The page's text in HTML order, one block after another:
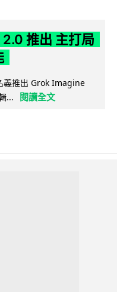
推出 主打局
義推出 Grok Imagine
...
閱讀全文